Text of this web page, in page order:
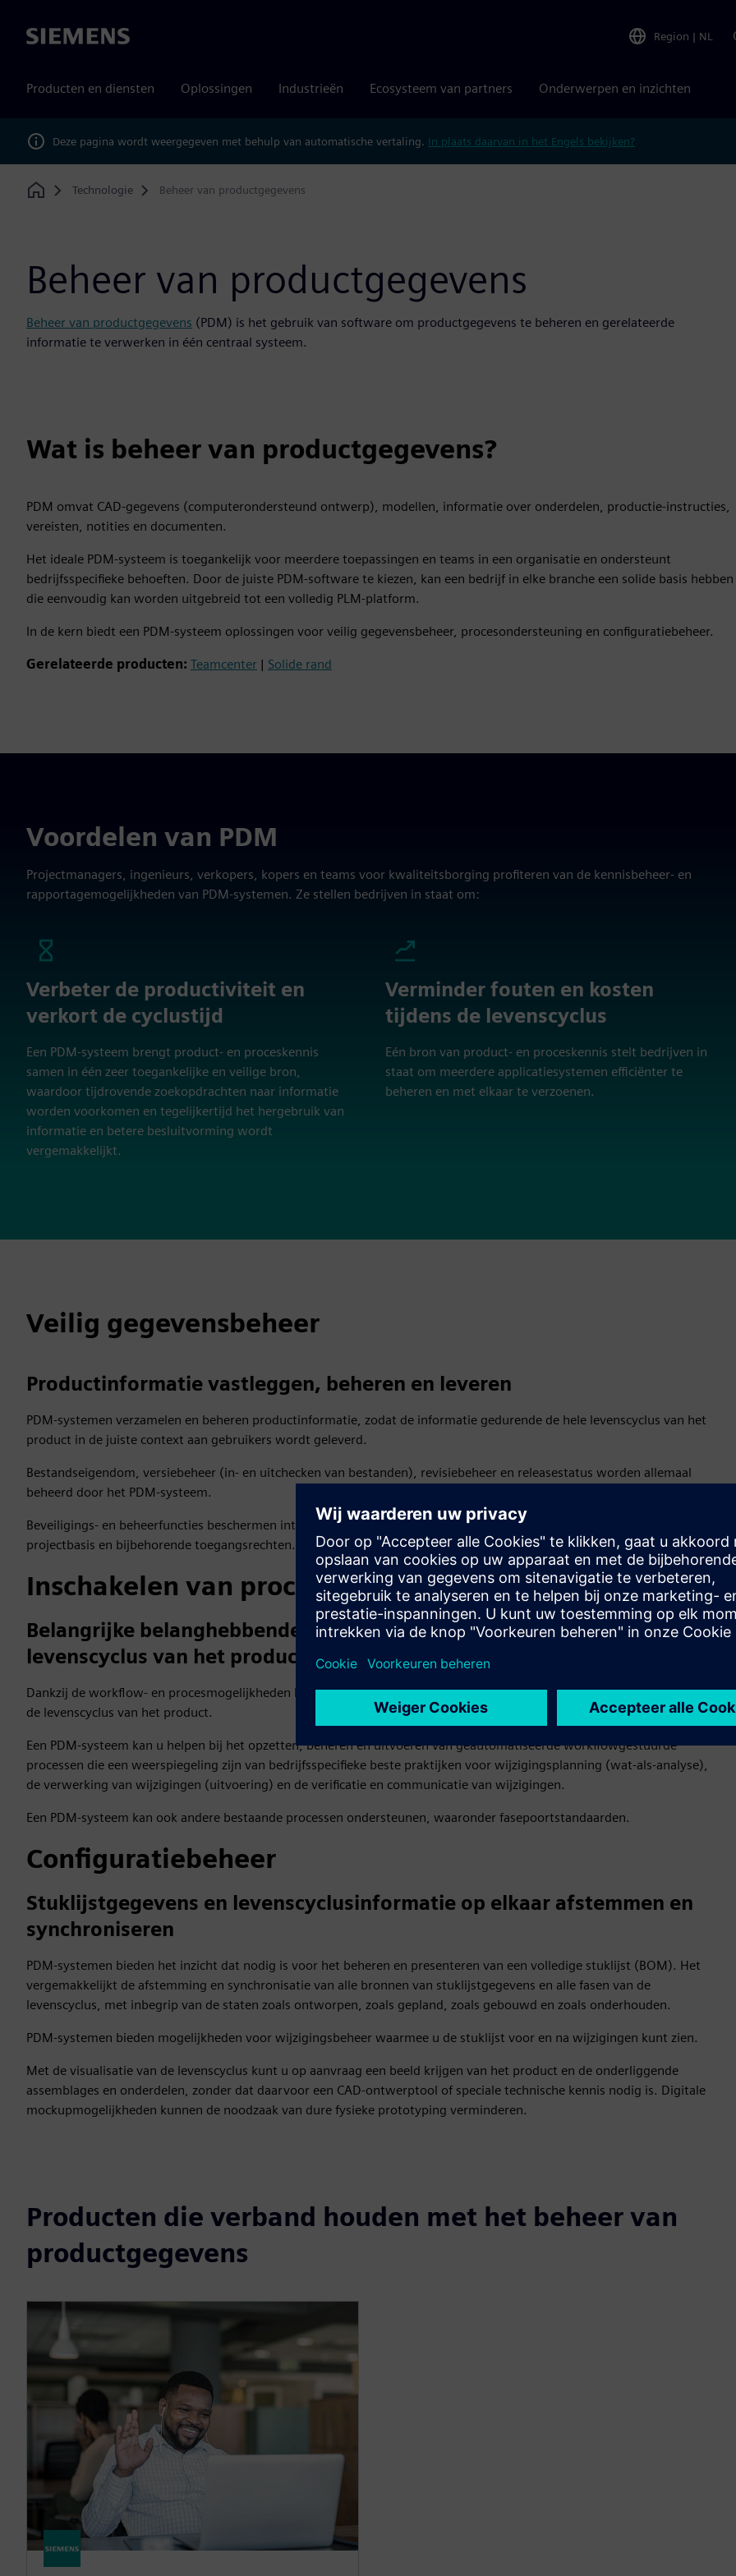
Siemens Region | NL
Producten en diensten Oplossingen Industrieën Ecosysteem van partners Onderwerpen en inzichten
Deze pagina wordt weergegeven met behulp van automatische vertaling. In plaats daarvan in het Engels bekijken?
Home
Technologie Beheer van productgegevens
Beheer van productgegevens
Beheer van productgegevens (PDM) is het gebruik van software om productgegevens te beheren en gerelateerde
informatie te verwerken in één centraal systeem.
Wat is beheer van productgegevens?
PDM omvat CAD-gegevens (computerondersteund ontwerp), modellen, informatie over onderdelen, productie-instructies,
vereisten, notities en documenten.
Het ideale PDM-systeem is toegankelijk voor meerdere toepassingen en teams in een organisatie en ondersteunt
bedrijfsspecifieke behoeften. Door de juiste PDM-software te kiezen, kan een bedrijf in elke branche een solide basis hebben
die eenvoudig kan worden uitgebreid tot een volledig PLM-platform.
In de kern biedt een PDM-systeem oplossingen voor veilig gegevensbeheer, procesondersteuning en configuratiebeheer.
Gerelateerde producten: Teamcenter | Solide rand
Voordelen van PDM
Projectmanagers, ingenieurs, verkopers, kopers en teams voor kwaliteitsborging profiteren van de kennisbeheer- en
rapportagemogelijkheden van PDM-systemen. Ze stellen bedrijven in staat om:
Verbeter de productiviteit en
verkort de cyclustijd
Een PDM-systeem brengt product- en proceskennis
samen in één zeer toegankelijke en veilige bron,
waardoor tijdrovende zoekopdrachten naar informatie
worden voorkomen en tegelijkertijd het hergebruik van
informatie en betere besluitvorming wordt
vergemakkelijkt.
Verminder fouten en kosten
tijdens de levenscyclus
Eén bron van product- en proceskennis stelt bedrijven in
staat om meerdere applicatiesystemen efficiënter te
beheren en met elkaar te verzoenen.
Veilig gegevensbeheer
Productinformatie vastleggen, beheren en leveren
PDM-systemen verzamelen en beheren productinformatie, zodat de informatie gedurende de hele levenscyclus van het
product in de juiste context aan gebruikers wordt geleverd.
Bestandseigendom, versiebeheer (in- en uitchecken van bestanden), revisiebeheer en releasestatus worden allemaal
beheerd door het PDM-systeem.
Beveiligings- en beheerfuncties beschermen intellectuele eigendomsrechten door middel van rolbeheer, beveiliging op
projectbasis en bijbehorende toegangsrechten.
Inschakelen van processen
Belangrijke belanghebbenden in staat stellen deel te nemen aan de
levenscyclus van het product
Dankzij de workflow- en procesmogelijkheden kunnen zowel interne productteams als externe partners deelnemen aan
de levenscyclus van het product.
Een PDM-systeem kan u helpen bij het opzetten, beheren en uitvoeren van geautomatiseerde workflowgestuurde
processen die een weerspiegeling zijn van bedrijfsspecifieke beste praktijken voor wijzigingsplanning (wat-als-analyse),
de verwerking van wijzigingen (uitvoering) en de verificatie en communicatie van wijzigingen.
Een PDM-systeem kan ook andere bestaande processen ondersteunen, waaronder fasepoortstandaarden.
Configuratiebeheer
Stuklijstgegevens en levenscyclusinformatie op elkaar afstemmen en
synchroniseren
PDM-systemen bieden het inzicht dat nodig is voor het beheren en presenteren van een volledige stuklijst (BOM). Het
vergemakkelijkt de afstemming en synchronisatie van alle bronnen van stuklijstgegevens en alle fasen van de
levenscyclus, met inbegrip van de staten zoals ontworpen, zoals gepland, zoals gebouwd en zoals onderhouden.
PDM-systemen bieden mogelijkheden voor wijzigingsbeheer waarmee u de stuklijst voor en na wijzigingen kunt zien.
Met de visualisatie van de levenscyclus kunt u op aanvraag een beeld krijgen van het product en de onderliggende
assemblages en onderdelen, zonder dat daarvoor een CAD-ontwerptool of speciale technische kennis nodig is. Digitale
mockupmogelijkheden kunnen de noodzaak van dure fysieke prototyping verminderen.
Producten die verband houden met het beheer van
productgegevens